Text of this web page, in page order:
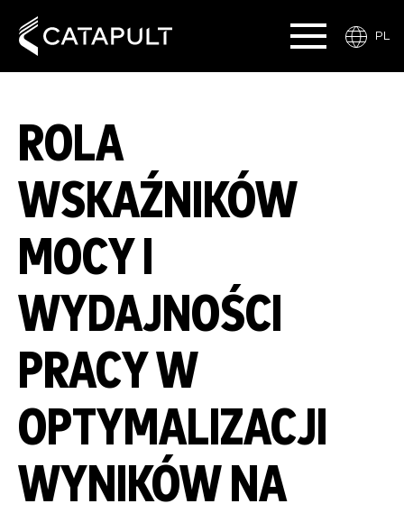
PL
ROLA
WSKAŹNIKÓW
MOCY I
WYDAJNOŚCI
PRACY W
OPTYMALIZACJI
WYNIKÓW NA